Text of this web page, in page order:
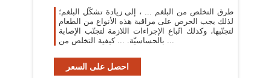
طرق التخلص من البلغم ... ، إلى زيادة تشكّل البلغم؛
لذلك يجب الحرص على مراقبة هذه الأنواع من الطعام
لتجنّبها، وكذلك اتّباع الإجراءات اللازمة لتجنّب الإصابة
بالحساسيّة. ... كيفية التخلص من ...
احصل على السعر